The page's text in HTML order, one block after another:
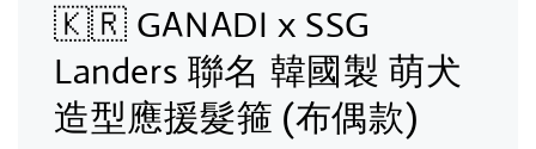
🇰🇷 GANADI x SSG
Landers 聯名 韓國製 萌犬
造型應援髮箍 (布偶款)